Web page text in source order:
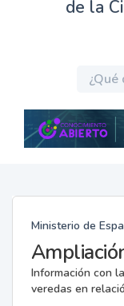
de la
Ministerio de
Información con
veredas en